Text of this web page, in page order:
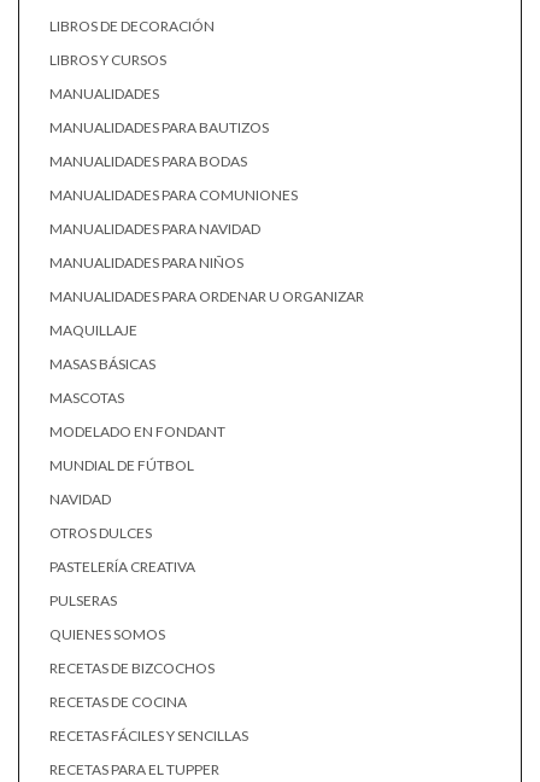
LIBROS DE DECORACIÓN
LIBROS Y CURSOS
MANUALIDADES
MANUALIDADES PARA BAUTIZOS
MANUALIDADES PARA BODAS
MANUALIDADES PARA COMUNIONES
MANUALIDADES PARA NAVIDAD
MANUALIDADES PARA NIÑOS
MANUALIDADES PARA ORDENAR U ORGANIZAR
MAQUILLAJE
MASAS BÁSICAS
MASCOTAS
MODELADO EN FONDANT
MUNDIAL DE FÚTBOL
NAVIDAD
OTROS DULCES
PASTELERÍA CREATIVA
PULSERAS
QUIENES SOMOS
RECETAS DE BIZCOCHOS
RECETAS DE COCINA
RECETAS FÁCILES Y SENCILLAS
RECETAS PARA EL TUPPER